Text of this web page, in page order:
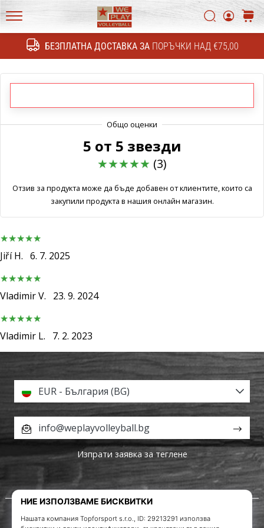
БЕЗПЛАТНА ДОСТАВКА ЗАПОРЪЧКИ НАД €75,00
WePlayVolleyball.bg
Търси
Търсене
Открий
техническите
обновления
и
разбери
дали
струва
да…
1 мин. четене
Станете
амбасадор
на
волейболна
марка
Имате
същата
страст
като
амбасадор
на
марката.
11. 8. 2022
•
1 мин. четене
Партньорска
5 от 5 звезди
(3)
Отзив за продукта може да бъде добавен от клиентите, които са
закупили продукта в нашия онлайн магазин.
Jiří H. 6. 7. 2025
Vladimir V. 23. 9. 2024
Vladimir L. 7. 2. 2023
За нас
EUR - България (BG)
info@weplayvolleyball.bg
Изпрати заявка за теглене